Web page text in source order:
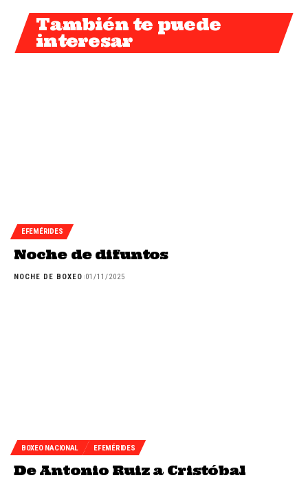
También te puede
interesar
EFEMÉRIDES
Noche de difuntos
NOCHE DE BOXEO 01/11/2025
BOXEO NACIONAL EFEMÉRIDES
De Antonio Ruiz a Cristóbal